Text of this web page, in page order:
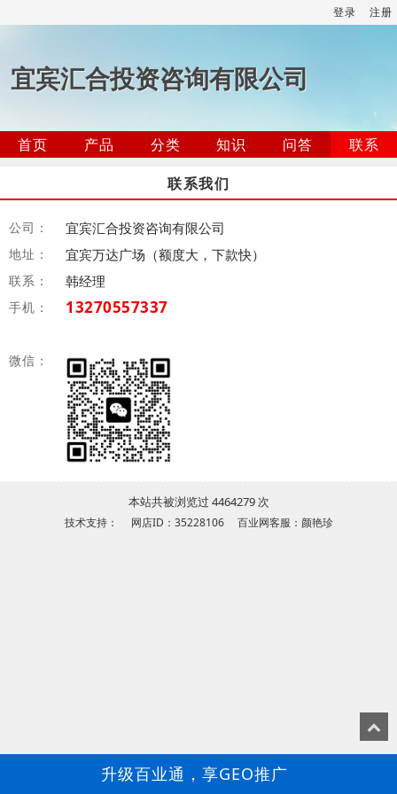
登录 注册
宜宾汇合投资咨询有限公司
首页 产品 分类 知识 问答
联系
联系我们
公司： 宜宾汇合投资咨询有限公司
地址： 宜宾万达广场（额度大，下款快）
联系： 韩经理
手机： 13270557337
微信：
本站共被浏览过 4464279 次
技术支持： 网店ID：35228106 百业网客服：颜艳珍
升级百业通，享GEO推广